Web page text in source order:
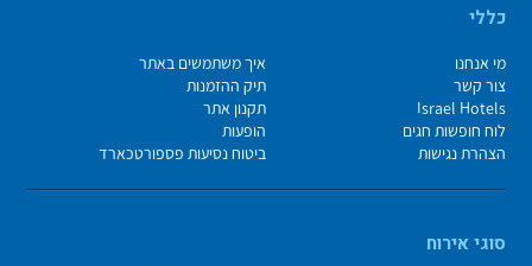
כללי
מי אנחנו
איך משתמשים באתר
צור קשר
תיק ההזמנות
Israel Hotels
תקנון אתר
לוח חופשות חגים
הופעות
הצהרת נגישות
ביטוח נסיעות פספורטכארד
סוגי אירוח